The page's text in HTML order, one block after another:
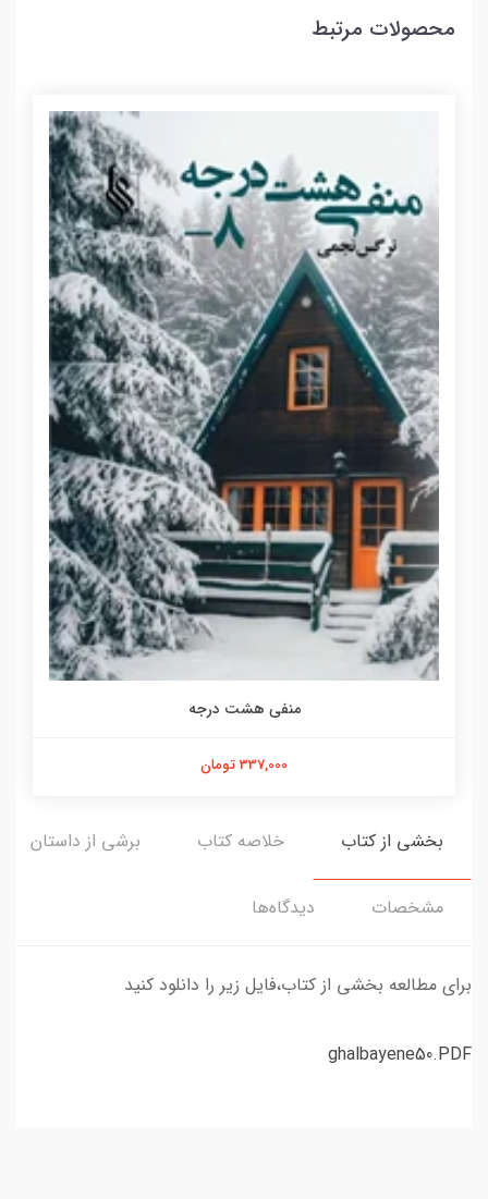
محصولات مرتبط
منفی هشت درجه
337,000 تومان
بخشی از کتاب خلاصه کتاب برشی از داستان
مشخصات دیدگاه‌ها
برای مطالعه بخشی از کتاب،فایل زیر را دانلود کنید
ghalbayene50.PDF